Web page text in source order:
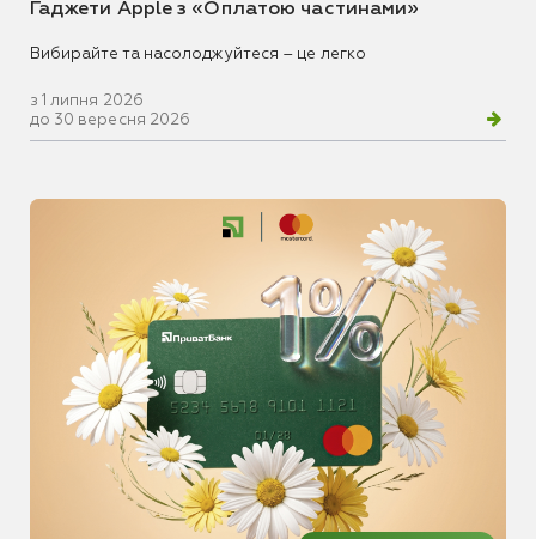
Гаджети Apple з «Оплатою частинами»
Вибирайте та насолоджуйтеся – це легко
з 1 липня 2026
до 30 вересня 2026